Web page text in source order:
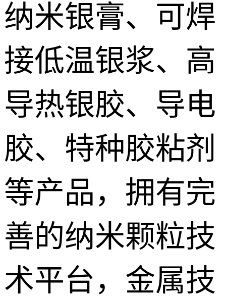
纳米银膏、可焊
接低温银浆、高
导热银胶、导电
胶、特种胶粘剂
等产品，拥有完
善的纳米颗粒技
术平台，金属技